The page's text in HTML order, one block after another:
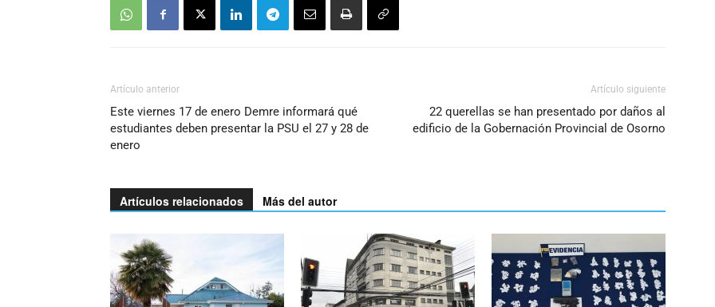
volumen.
Artículo anterior
Este viernes 17 de enero Demre informará qué
estudiantes deben presentar la PSU el 27 y 28 de
enero
Artículo siguiente
22 querellas se han presentado por daños al
edificio de la Gobernación Provincial de Osorno
Artículos relacionados Más del autor